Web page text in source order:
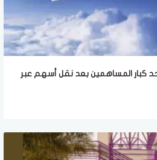
كبار المساهمين بعد نقل أسهم عبر